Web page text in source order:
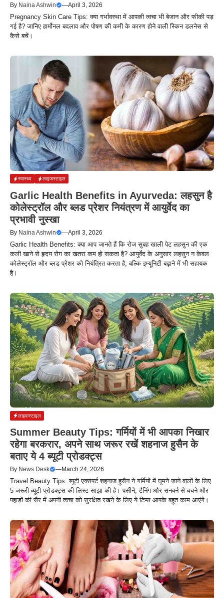
By Naina Ashwin —April 3, 2026
Pregnancy Skin Care Tips: क्या गर्भावस्था में आपकी त्वचा भी बेजान और फीकी पड़
गई है? जानिए हार्मोनल बदलाव और पोषण की कमी के कारण होने वाली स्किन डलनेस से
कैसे बचें।
स्वास्थ्य लाइफस्टाइल
Garlic Health Benefits in Ayurveda: लहसुन है
कोलेस्ट्रॉल और ब्लड प्रेशर नियंत्रण में आयुर्वेद का
प्रभावी नुस्खा
By Naina Ashwin —April 3, 2026
Garlic Health Benefits: क्या आप जानते हैं कि रोज सुबह खाली पेट लहसुन की एक
कली खाने से हृदय रोग का खतरा कम हो सकता है? आयुर्वेद के अनुसार लहसुन न केवल
कोलेस्ट्रॉल और ब्लड प्रेशर को नियंत्रित करता है, बल्कि इम्यूनिटी बढ़ाने में भी सहायक
है।
लाइफस्टाइल
Summer Beauty Tips: गर्मियों में भी आपका निखार
रहेगा बरकरार, अपने साथ जरूर रखें शहनाज हुसैन के
बताए ये 4 ब्यूटी प्रोडक्ट्स
By News Desk —March 24, 2026
Travel Beauty Tips: ब्यूटी एक्सपर्ट शहनाज हुसैन ने गर्मियों में घूमने जाने वालों के लिए
5 जरूरी ब्यूटी प्रोडक्ट्स की लिस्ट साझा की है। पसीने, टैनिंग और सनबर्न से बचने और
पहाड़ों की सैर में अपनी त्वचा को सुरक्षित रखने के लिए ये टिप्स आपके बहुत काम आएंगे।